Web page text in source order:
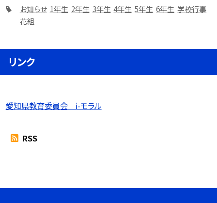
お知らせ 1年生 2年生 3年生 4年生 5年生 6年生 学校行事
花組
リンク
愛知県教育委員会 i-モラル
RSS